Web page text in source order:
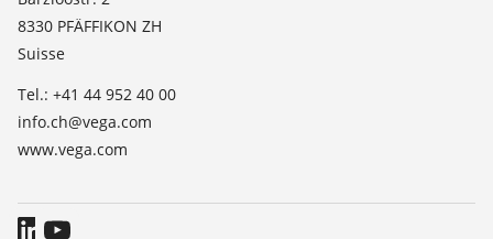
TeamViewer
Presse
Blog
8330 PFÄFFIKON ZH
Suisse
Tel.: +41 44 952 40 00
info.ch@vega.com
www.vega.com